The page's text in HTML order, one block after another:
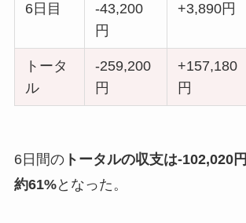
6日目
-43,200
円
+3,890円
トータ
ル
-259,200
円
+157,180
円
6日間のトータルの収支は-102,020円
約61%となった。